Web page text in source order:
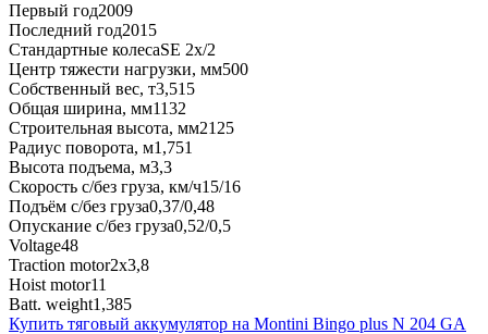
Первый год2009
Последний год2015
Стандартные колесаSE 2x/2
Центр тяжести нагрузки, мм500
Собственный вес, т3,515
Общая ширина, мм1132
Строительная высота, мм2125
Радиус поворота, м1,751
Высота подъема, м3,3
Скорость с/без груза, км/ч15/16
Подъём с/без груза0,37/0,48
Опускание с/без груза0,52/0,5
Voltage48
Traction motor2x3,8
Hoist motor11
Batt. weight1,385
Купить тяговый аккумулятор на Montini Bingo plus N 204 GA